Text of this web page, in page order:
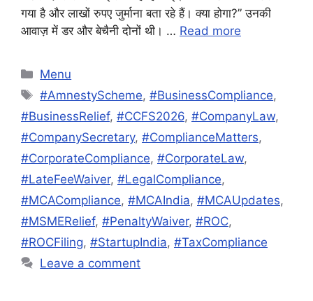
गया है और लाखों रुपए जुर्माना बता रहे हैं। क्या होगा?” उनकी
आवाज़ में डर और बेचैनी दोनों थी। … Read more
Categories
Menu
Tags
#AmnestyScheme,#BusinessCompliance,
#BusinessRelief, #CCFS2026, #CompanyLaw,
#CompanySecretary, #ComplianceMatters,
#CorporateCompliance, #CorporateLaw,
#LateFeeWaiver, #LegalCompliance,
#MCACompliance, #MCAIndia, #MCAUpdates,
#MSMERelief, #PenaltyWaiver, #ROC,
#ROCFiling, #StartupIndia, #TaxCompliance
Leave a comment